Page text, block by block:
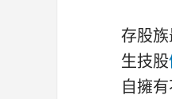
存股
生技股
自擁